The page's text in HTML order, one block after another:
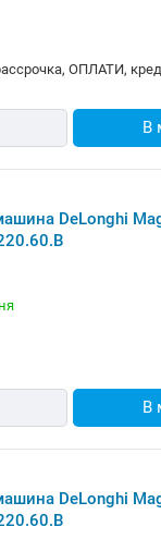
ОПЛАТИ,
В
DeLonghi
В
DeLonghi